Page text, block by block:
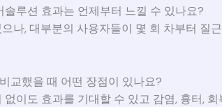
솔루션 효과는 언제부터 느낄 수 있나요?
나, 대부분의 사용자들이 몇 회 차부터 질
교했을 때 어떤 장점이 있나요?
없이도 효과를 기대할 수 있고 감염, 흉터,